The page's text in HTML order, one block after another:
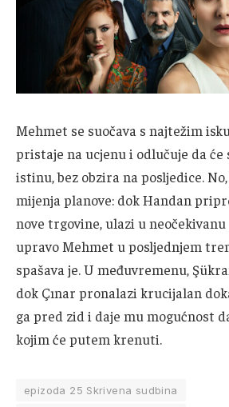
Mehmet se suočava s najtežim
pristaje na ucjenu i odlučuje da će
istinu, bez obzira na posljedice.
mijenja planove: dok Handan
nove trgovine, ulazi u neočekivanu
upravo Mehmet u posljednjem
spašava je. U međuvremenu,
dok Çınar pronalazi krucijalan
ga pred zid i daje mu mogućnost
kojim će putem krenuti.
epizoda 25 Skrivena sudbina